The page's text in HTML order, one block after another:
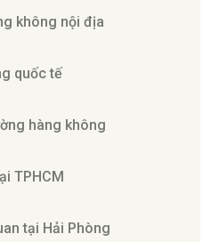
không nội địa
quốc tế
hàng không
TPHCM
tại Hải Phòng